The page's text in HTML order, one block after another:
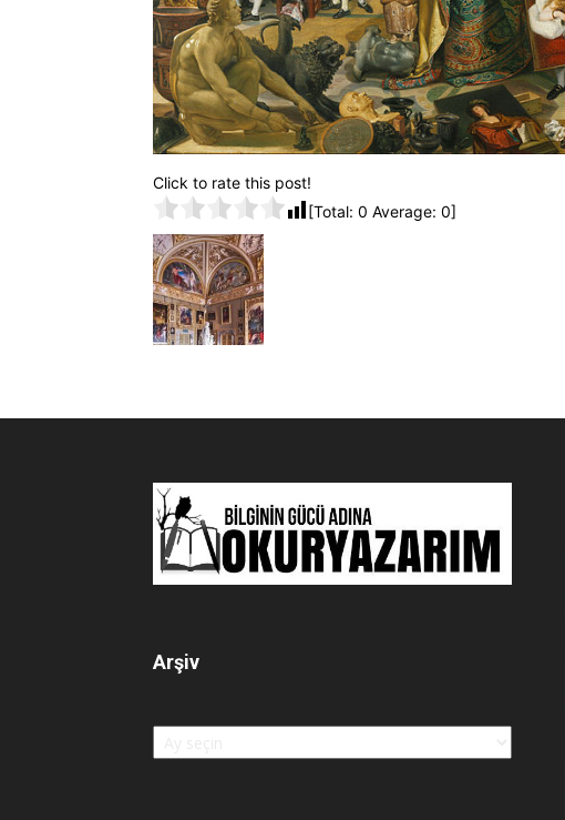
Click to rate this post!
[Total: 0 Average: 0]
Arşiv
Arşiv